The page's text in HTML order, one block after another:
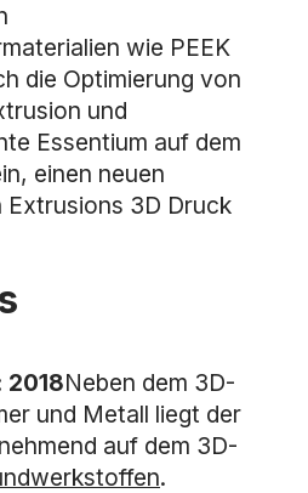
wie PEEK
die Optimierung von
und
Essentium auf dem
einen neuen
3D Druck
2018Neben dem 3D-
und Metall liegt der
auf dem 3D-
.